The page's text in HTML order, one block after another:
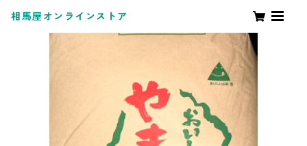
相馬屋オンラインストア